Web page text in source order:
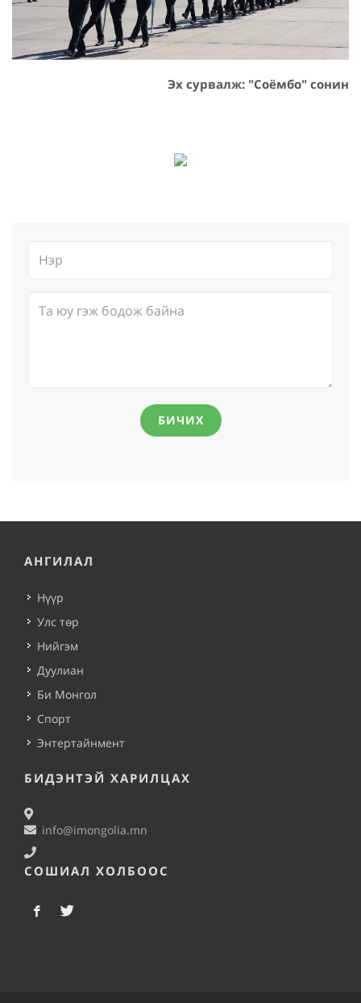
Эх сурвалж: "Соёмбо" сонин
БИЧИХ
АНГИЛАЛ
Нүүр
Улс төр
Нийгэм
Дуулиан
Би Монгол
Спорт
Энтертайнмент
БИДЭНТЭЙ ХАРИЛЦАХ
info@imongolia.mn
СОШИАЛ ХОЛБООС